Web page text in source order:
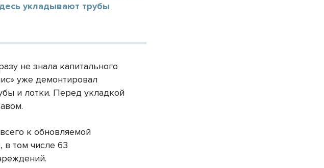
укладывают трубы
не знала капитального
уже демонтировал
и лотки. Перед укладкой
к обновляемой
в том числе 63